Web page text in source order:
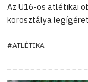
Az U16-os atlétikai
korosztálya
#ATLÉTIKA